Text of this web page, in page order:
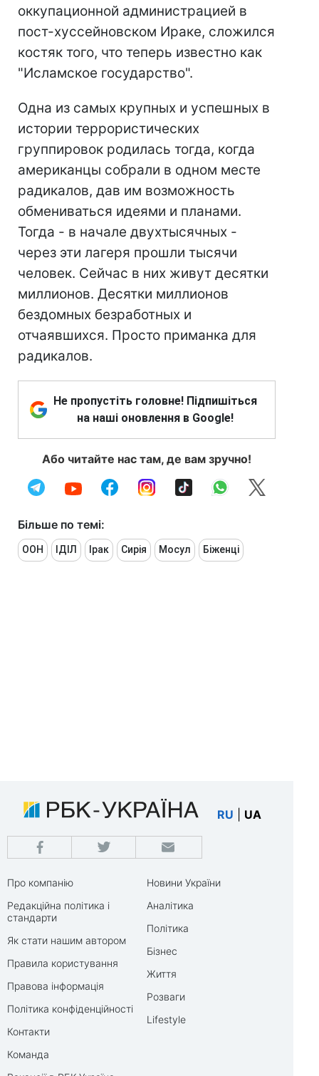
оккупационной администрацией в
пост-хуссейновском Ираке, сложился
костяк того, что теперь известно как
"Исламское государство".
Одна из самых крупных и успешных в
истории террористических
группировок родилась тогда, когда
американцы собрали в одном месте
радикалов, дав им возможность
обмениваться идеями и планами.
Тогда - в начале двухтысячных -
через эти лагеря прошли тысячи
человек. Сейчас в них живут десятки
миллионов. Десятки миллионов
бездомных безработных и
отчаявшихся. Просто приманка для
радикалов.
Не пропустіть головне! Підпишіться
на наші оновлення в Google!
Або читайте нас там, де вам зручно!
Більше по темі:
ООН ІДІЛ Ірак Сирія Мосул Біженці
RU UA
Про компанію
Редакційна політика і
стандарти
Як стати нашим автором
Правила користування
Правова інформація
Політика конфіденційності
Контакти
Команда
Новини України
Аналітика
Політика
Бізнес
Життя
Розваги
Lifestyle